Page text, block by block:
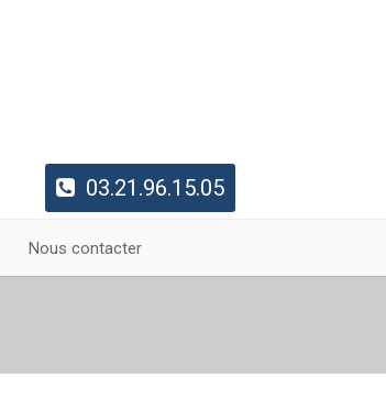
03.21.96.15.05
Nous contacter